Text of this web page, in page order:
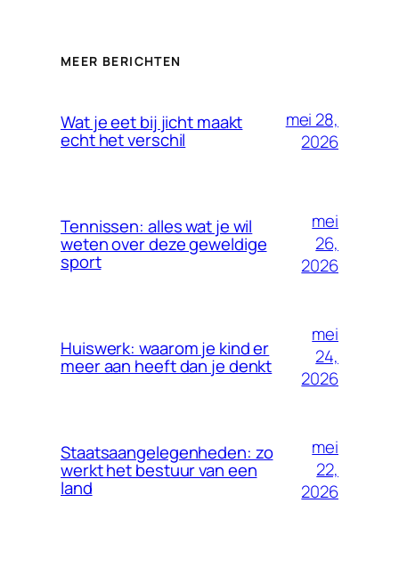
MEER BERICHTEN
Wat je eet bij jicht maakt
echt het verschil
mei 28,
2026
Tennissen: alles wat je wil
weten over deze geweldige
sport
mei
26,
2026
Huiswerk: waarom je kind er
meer aan heeft dan je denkt
mei
24,
2026
Staatsaangelegenheden: zo
werkt het bestuur van een
land
mei
22,
2026